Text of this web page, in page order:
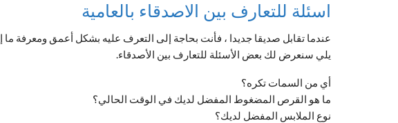
اسئلة للتعارف بين الاصدقاء بالعامية
عندما تقابل صديقا جديدا ، فأنت بحاجة إلى التعرف عليه بشكل أعمق ومعرفة ما
يلي سنعرض لك بعض الأسئلة للتعارف بين الأصدقاء.
أي من السمات تكره؟
ما هو القرص المضغوط المفضل لديك في الوقت الحالي؟
نوع الملابس المفضل لديك؟